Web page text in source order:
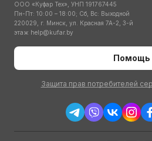
ООО «Куфар Тех», УНП 191767445
Пн-Пт: 10:00 – 18:00; Сб, Вс: Выходной
220029, г. Минск, ул. Красная 7А-2, 3-й
этаж help@kufar.by
Помощь
Защита прав потребителей